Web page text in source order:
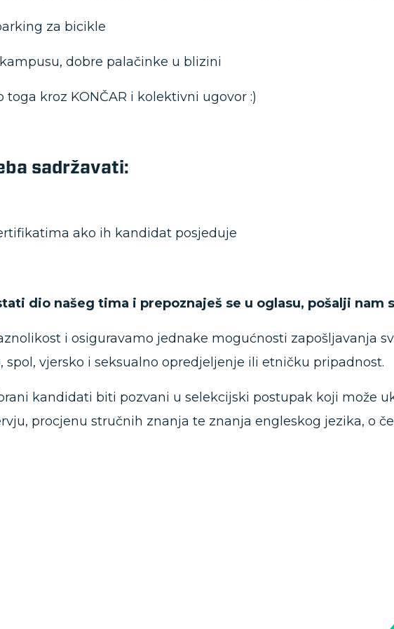
za bicikle
dobre palačinke u blizini
toga kroz KONČAR i kolektivni ugovor :)
sadržavati:
ako ih kandidat posjeduje
dio našeg tima i prepoznaješ se u oglasu, pošalji nam
i osiguravamo jednake mogućnosti zapošljavanja
spol, vjersko i seksualno opredjeljenje ili etničku pripadnost.
kandidati biti pozvani u selekcijski postupak koji može
procjenu stručnih znanja te znanja engleskog jezika, o